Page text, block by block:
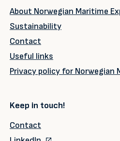
About Norwegian Maritime
Sustainability
Contact
Useful links
Privacy policy for Norwegian
Keep in touch!
Contact